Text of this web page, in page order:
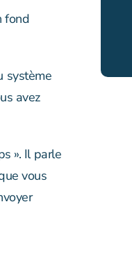
fond
système
avez
». Il parle
vous